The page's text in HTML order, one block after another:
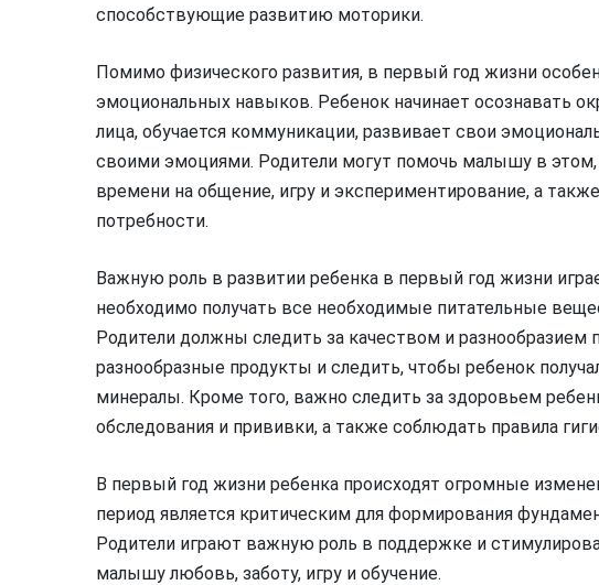
способствующие развитию моторики.
Помимо физического развития, в первый год жизни
эмоциональных навыков. Ребенок начинает осознавать
лица, обучается коммуникации, развивает свои
своими эмоциями. Родители могут помочь малышу в этом,
времени на общение, игру и экспериментирование, а
потребности.
Важную роль в развитии ребенка в первый год жизни
необходимо получать все необходимые питательные
Родители должны следить за качеством и разнообразием
разнообразные продукты и следить, чтобы ребенок
минералы. Кроме того, важно следить за здоровьем
обследования и прививки, а также соблюдать правила
В первый год жизни ребенка происходят огромные
период является критическим для формирования
Родители играют важную роль в поддержке и
малышу любовь, заботу, игру и обучение.